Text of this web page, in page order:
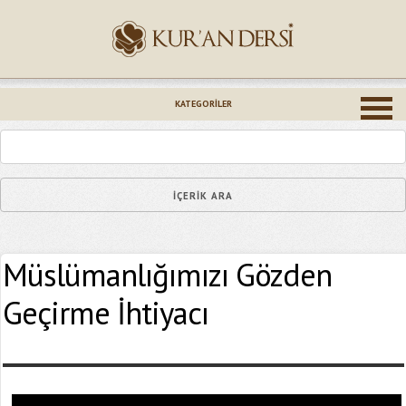
KATEGORILER
Müslümanlığımızı Gözden
Geçirme İhtiyacı
Epostanız (*)
Yaşadığınız Hatanın Ayrıntıları